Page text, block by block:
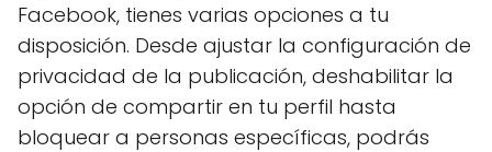
Facebook, tienes varias opciones a tu
disposición. Desde ajustar la configuración de
privacidad de la publicación, deshabilitar la
opción de compartir en tu perfil hasta
bloquear a personas específicas, podrás